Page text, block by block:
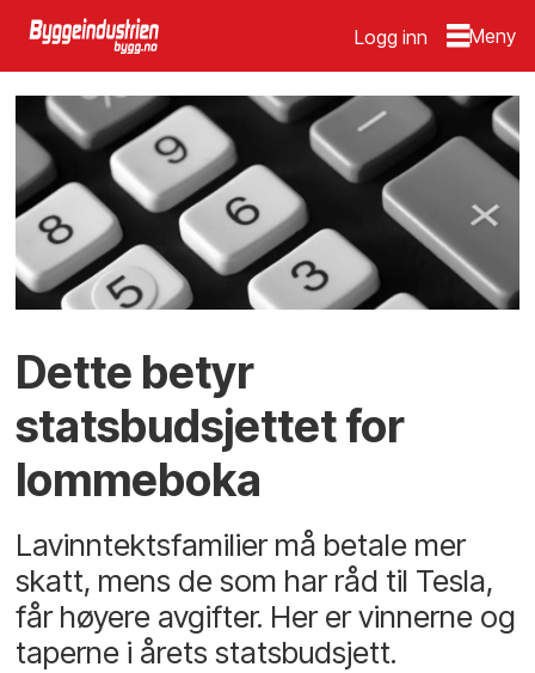
Logg inn
Dette betyr
statsbudsjettet for
lommeboka
Lavinntektsfamilier må betale mer
skatt, mens de som har råd til Tesla,
får høyere avgifter. Her er vinnerne og
taperne i årets statsbudsjett.